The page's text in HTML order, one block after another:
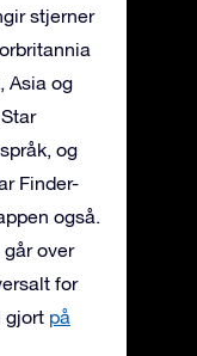
stjerner
Asia og
og
Finder-
også.
over
for
gjort på